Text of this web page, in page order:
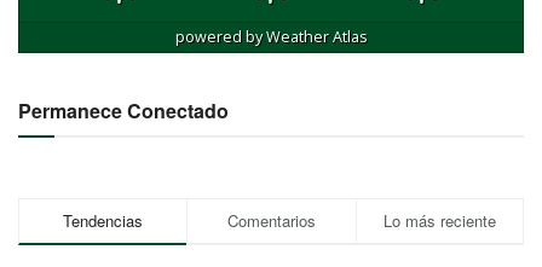
powered byWeather Atlas
Permanece Conectado
Tendencias Comentarios Lo más reciente